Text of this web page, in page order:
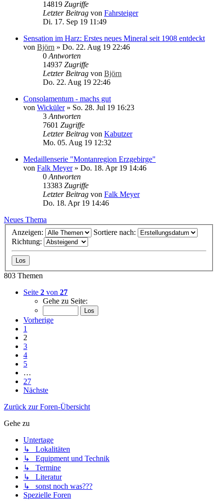
14819 Zugriffe
Letzter Beitrag von Fahrsteiger
Di. 17. Sep 19 11:49
Sensation im Harz: Erstes neues Mineral seit 1908 entdeckt
von Björn » Do. 22. Aug 19 22:46
0 Antworten
14937 Zugriffe
Letzter Beitrag von Björn
Do. 22. Aug 19 22:46
Consolamentum - machs gut
von Wicküler» So. 28. Jul 19 16:23
3 Antworten
7601 Zugriffe
Letzter Beitrag von Kabutzer
Mo. 05. Aug 19 12:32
Medaillenserie "Montanregion Erzgebirge"
von Falk Meyer» Do. 18. Apr 19 14:46
0 Antworten
13383 Zugriffe
Letzter Beitrag von Falk Meyer
Do. 18. Apr 19 14:46
Neues Thema
Anzeigen:
Sortiere nach:
Richtung:
803 Themen
Seite 2 von 27
Gehe zu Seite:
Vorherige
1
2
3
4
5
…
27
Nächste
Zurück zur Foren-Übersicht
Gehe zu
Untertage
↳ Lokalitäten
↳ Equipment und Technik
↳ Termine
↳ Literatur
↳ sonst noch was???
Spezielle Foren